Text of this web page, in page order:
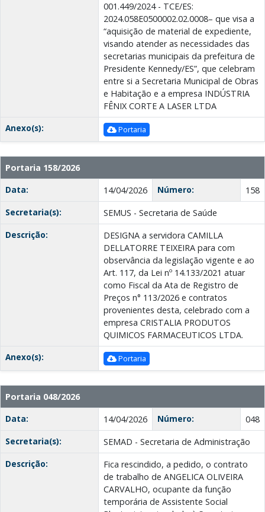
001.449/2024 - TCE/ES:
2024.058E0500002.02.0008– que visa a
“aquisição de material de expediente,
visando atender as necessidades das
secretarias municipais da prefeitura de
Presidente Kennedy/ES”, que celebram
entre si a Secretaria Municipal de Obras
e Habitação e a empresa INDÚSTRIA
FÊNIX CORTE A LASER LTDA
Anexo(s):
Portaria
Portaria 158/2026
Data:
14/04/2026 Número:
158
Secretaria(s):
SEMUS - Secretaria de Saúde
Descrição:
DESIGNA a servidora CAMILLA
DELLATORRE TEIXEIRA para com
observância da legislação vigente e ao
Art. 117, da Lei nº 14.133/2021 atuar
como Fiscal da Ata de Registro de
Preços n° 113/2026 e contratos
provenientes desta, celebrado com a
empresa CRISTALIA PRODUTOS
QUIMICOS FARMACEUTICOS LTDA.
Anexo(s):
Portaria
Portaria 048/2026
Data:
14/04/2026 Número:
048
Secretaria(s):
SEMAD - Secretaria de Administração
Descrição:
Fica rescindido, a pedido, o contrato
de trabalho de ANGELICA OLIVEIRA
CARVALHO, ocupante da função
temporária de Assistente Social